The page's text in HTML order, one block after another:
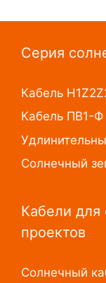
Серия
Кабель
Кабель ПВ1-Ф
Солнечный
Кабели для
проектов
Солнечный